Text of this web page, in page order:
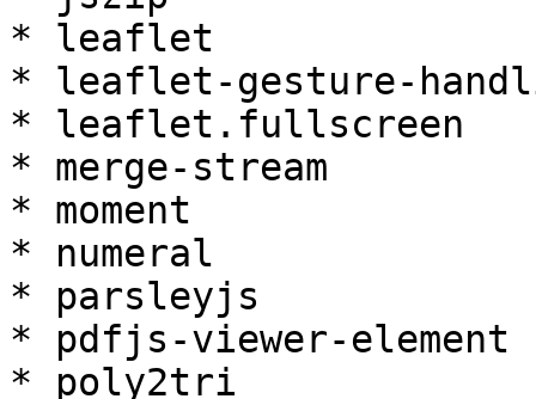
* leaflet
* leaflet-gesture-
* leaflet.fullscreen
* merge-stream
* moment
* numeral
* parsleyjs
* pdfjs-viewer-element
* poly2tri